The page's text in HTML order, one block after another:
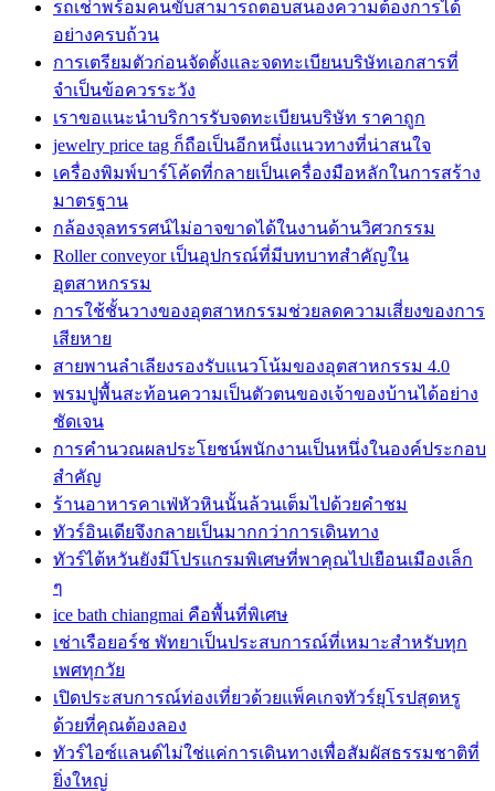
รถเช่าพร้อมคนขับสามารถตอบสนองความต้องการได้
อย่างครบถ้วน
การเตรียมตัวก่อนจัดตั้งและจดทะเบียนบริษัทเอกสารที่
จำเป็นข้อควรระวัง
เราขอแนะนำบริการรับจดทะเบียนบริษัท ราคาถูก
jewelry price tag ก็ถือเป็นอีกหนึ่งแนวทางที่น่าสนใจ
เครื่องพิมพ์บาร์โค้ดที่กลายเป็นเครื่องมือหลักในการสร้าง
มาตรฐาน
กล้องจุลทรรศน์ไม่อาจขาดได้ในงานด้านวิศวกรรม
Roller conveyor เป็นอุปกรณ์ที่มีบทบาทสำคัญใน
อุตสาหกรรม
การใช้ชั้นวางของอุตสาหกรรมช่วยลดความเสี่ยงของการ
เสียหาย
สายพานลำเลียงรองรับแนวโน้มของอุตสาหกรรม 4.0
พรมปูพื้นสะท้อนความเป็นตัวตนของเจ้าของบ้านได้อย่าง
ชัดเจน
การคำนวณผลประโยชน์พนักงานเป็นหนึ่งในองค์ประกอบ
สำคัญ
ร้านอาหารคาเฟ่หัวหินนั้นล้วนเต็มไปด้วยคำชม
ทัวร์อินเดียจึงกลายเป็นมากกว่าการเดินทาง
ทัวร์ไต้หวันยังมีโปรแกรมพิเศษที่พาคุณไปเยือนเมืองเล็ก
ๆ
ice bath chiangmai คือพื้นที่พิเศษ
เช่าเรือยอร์ช พัทยาเป็นประสบการณ์ที่เหมาะสำหรับทุก
เพศทุกวัย
เปิดประสบการณ์ท่องเที่ยวด้วยแพ็คเกจทัวร์ยุโรปสุดหรู
ด้วยที่คุณต้องลอง
ทัวร์ไอซ์แลนด์ไม่ใช่แค่การเดินทางเพื่อสัมผัสธรรมชาติที่
ยิ่งใหญ่